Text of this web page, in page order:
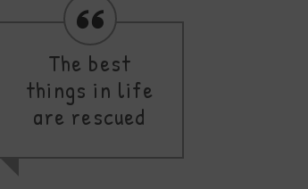
The best
things in life
are rescued